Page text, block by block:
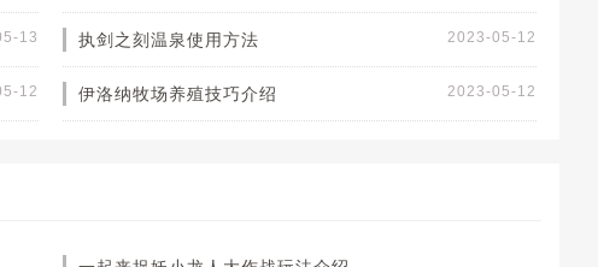
13 执剑之刻温泉使用方法 2023-05-12
12 伊洛纳牧场养殖技巧介绍 2023-05-12